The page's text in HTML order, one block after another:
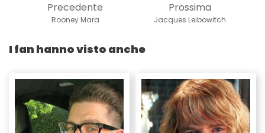
Prossima
Jacques Leibowitch
Precedente
Rooney Mara
I fan hanno visto anche